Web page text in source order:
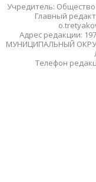
Учредитель:
Главный
Адрес редакции:
МУНИЦИПАЛЬНЫЙ
Телефон